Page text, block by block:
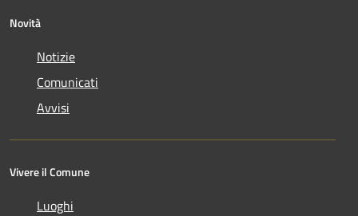
Novità
Notizie
Comunicati
Avvisi
Vivere il Comune
Luoghi